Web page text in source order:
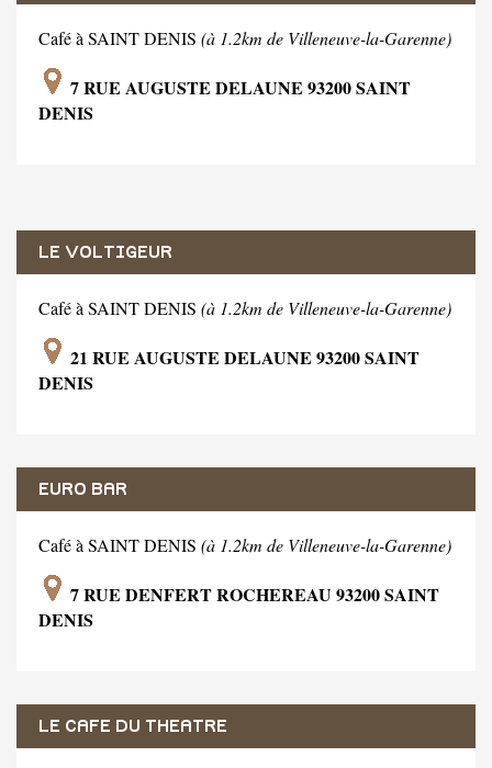
Café à SAINT DENIS (à 1.2km de Villeneuve-la-Garenne)
7 RUE AUGUSTE DELAUNE 93200 SAINT
DENIS
LE VOLTIGEUR
Café à SAINT DENIS (à 1.2km de Villeneuve-la-Garenne)
21 RUE AUGUSTE DELAUNE 93200 SAINT
DENIS
EURO BAR
Café à SAINT DENIS (à 1.2km de Villeneuve-la-Garenne)
7 RUE DENFERT ROCHEREAU 93200 SAINT
DENIS
LE CAFE DU THEATRE